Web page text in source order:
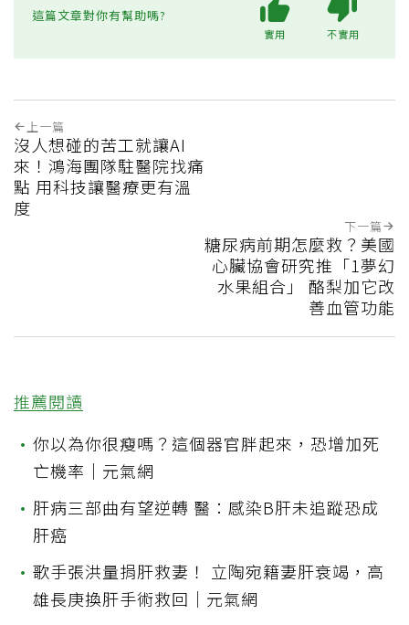
這篇文章對你有幫助嗎?
實用 不實用
上一篇
沒人想碰的苦工就讓AI
來！鴻海團隊駐醫院找痛
點 用科技讓醫療更有溫
度
下一篇
糖尿病前期怎麼救？美國
心臟協會研究推「1夢幻
水果組合」 酪梨加它改
善血管功能
推薦閱讀
• 你以為你很瘦嗎？這個器官胖起來，恐增加死
亡機率｜元氣網
• 肝病三部曲有望逆轉 醫：感染B肝未追蹤恐成
肝癌
• 歌手張洪量捐肝救妻！ 立陶宛籍妻肝衰竭，高
雄長庚換肝手術救回｜元氣網